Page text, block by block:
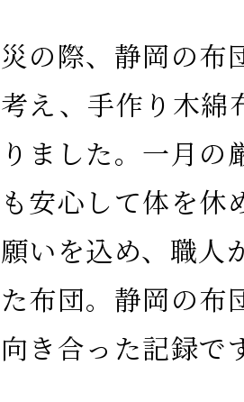
の際、静岡の布
え、手作り木綿
ました。一月の
安心して体を休
いを込め、職人
布団。静岡の布
き合った記録で